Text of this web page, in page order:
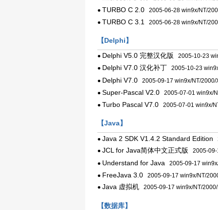
● TURBO C 2.0 2005-06-28 win9x/NT/
● TURBO C 3.1 2005-06-28 win9x/NT/
【Delphi】
● Delphi V5.0 完整汉化版 2005-10-23
● Delphi V7.0 汉化补丁 2005-10-23
● Delphi V7.0 2005-09-17 win9x/NT/2000/
● Super-Pascal V2.0 2005-07-01 win9x/
● Turbo Pascal V7.0 2005-07-01 win9x/
【Java】
● Java 2 SDK V1.4.2 Standard Edition
● JCL for Java简体中文正式版 2005-09-
● Understand for Java 2005-09-17
● FreeJava 3.0 2005-09-17 win9x/NT/
● Java 虚拟机 2005-09-17 win9x/NT/
【数据库】